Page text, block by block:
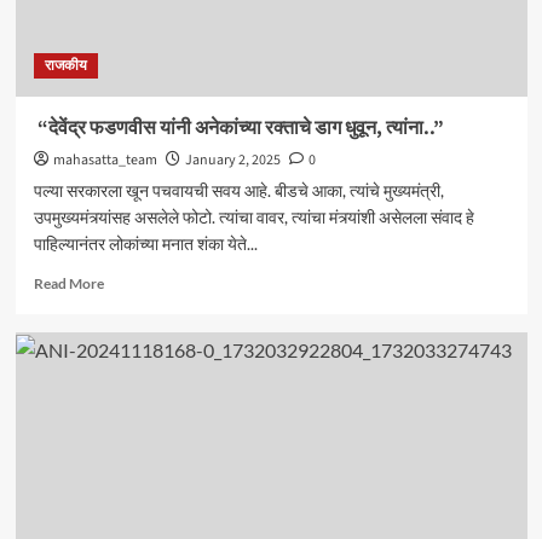
राजकीय
“देवेंद्र फडणवीस यांनी अनेकांच्या रक्ताचे डाग धुवून, त्यांना..”
mahasatta_team January 2, 2025
0
पल्या सरकारला खून पचवायची सवय आहे. बीडचे आका, त्यांचे मुख्यमंत्री,
उपमुख्यमंत्र्यांसह असलेले फोटो. त्यांचा वावर, त्यांचा मंत्र्यांशी असेलला संवाद हे
पाहिल्यानंतर लोकांच्या मनात शंका येते...
Read MoreRead
“देवेंद्र